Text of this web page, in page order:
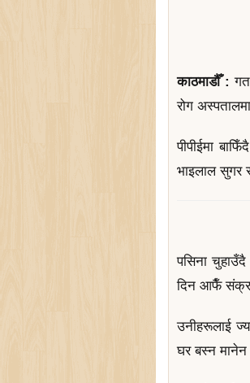
काठमाडौँ :
रोग
पीपीईमा
भाइलाल सुगर
पसिना चुहाउँदै
दिन आफैँ
उनीहरूलाई
घर बस्न मानेन